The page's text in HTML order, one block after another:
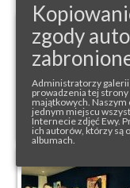
zgody
Administratorzy galerii
prowadzenia tej
majątkowych.
jednym miejscu
Internecie zdjęć Ewy.
ich autorów, którzy są
albumach.